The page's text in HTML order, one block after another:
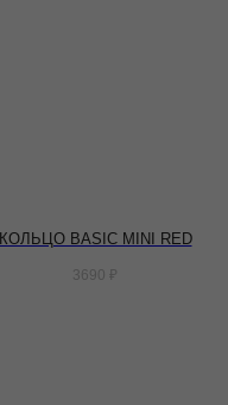
КОЛЬЦО BASIC MINI RED
3690 ₽